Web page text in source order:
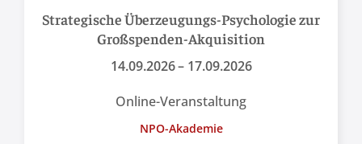
Strategische Überzeugungs-Psychologie zur
Großspenden-Akquisition
14.09.2026– 17.09.2026
Online-Veranstaltung
NPO-Akademie